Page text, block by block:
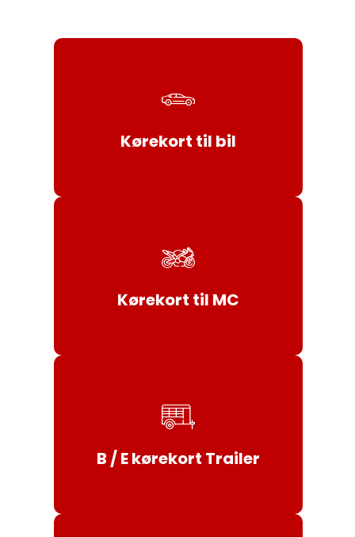
Kørekort til bil
Kørekort til MC
B / E kørekort Trailer
Tilmeld / Læs mere